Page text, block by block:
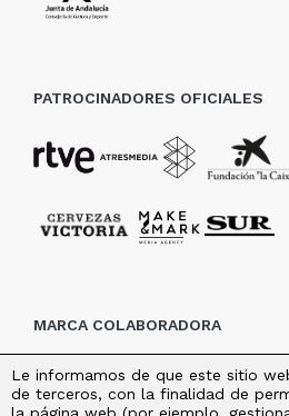
PATROCINADORES OFICIALES
MARCA COLABORADORA
Le informamos de que este sitio
de terceros, con la finalidad de